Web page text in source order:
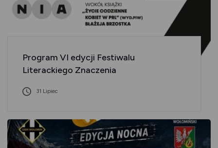
Program VI edycji Festiwalu
Literackiego Znaczenia
31 Lipiec